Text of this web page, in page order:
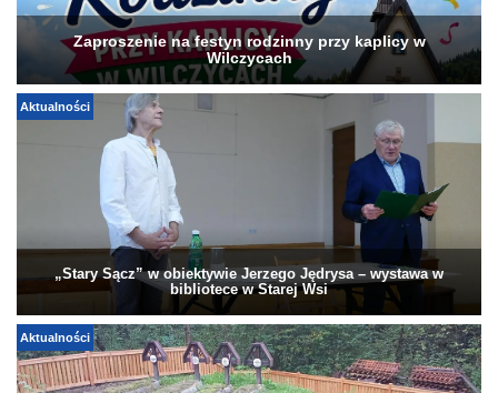
Zaproszenie na festyn rodzinny przy kaplicy w
Wilczycach
Aktualności
„Stary Sącz” w obiektywie Jerzego Jędrysa – wystawa w
bibliotece w Starej Wsi
Aktualności